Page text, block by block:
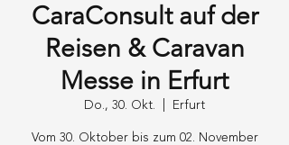
CaraConsult auf der
Reisen & Caravan
Messe in Erfurt
Do., 30. Okt. Erfurt
Vom 30. Oktober bis zum 02. November